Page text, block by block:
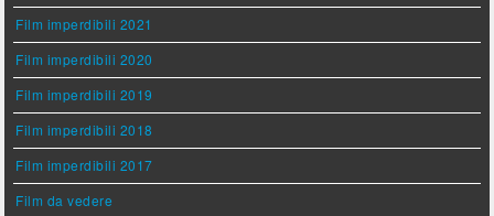
Film imperdibili 2021
Film imperdibili 2020
Film imperdibili 2019
Film imperdibili 2018
Film imperdibili 2017
Film da vedere